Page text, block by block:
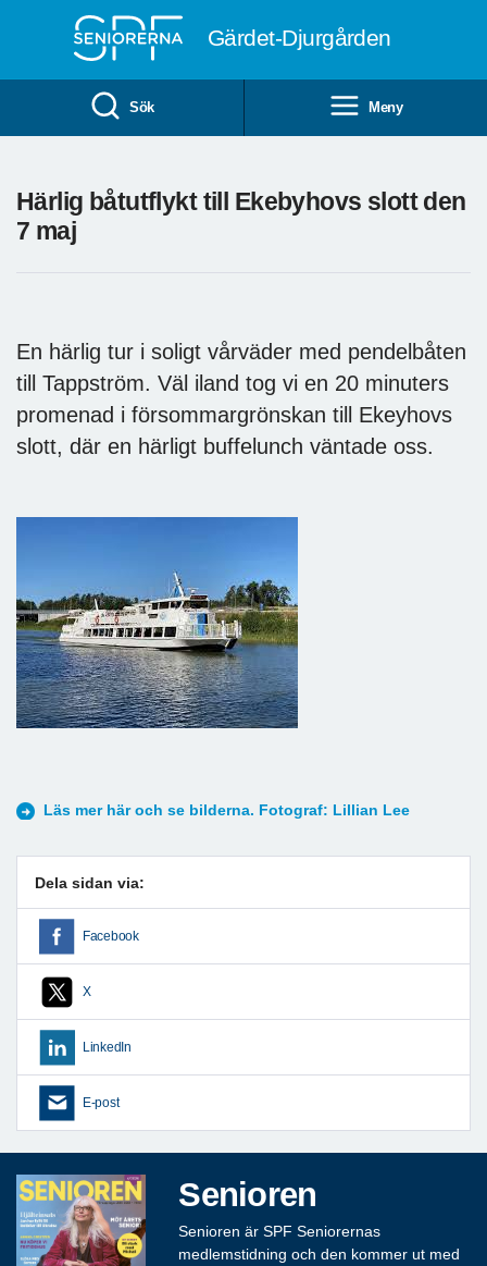
Gärdet-Djurgården
Sök Meny
Härlig båtutflykt till Ekebyhovs slott den
7 maj
En härlig tur i soligt vårväder med pendelbåten
till Tappström. Väl iland tog vi en 20 minuters
promenad i försommargrönskan till Ekeyhovs
slott, där en härligt buffelunch väntade oss.
Läs mer här och se bilderna. Fotograf: Lillian Lee
Dela sidan via:
Facebook
X
LinkedIn
E-post
Senioren
Senioren är SPF Seniorernas
medlemstidning och den kommer ut med